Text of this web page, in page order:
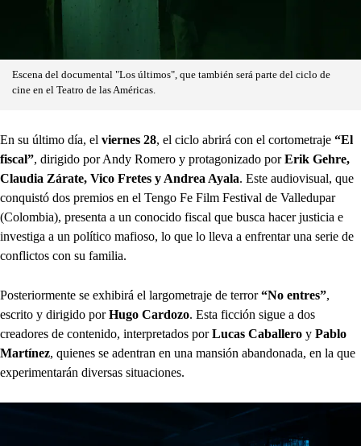
Escena del documental "Los últimos", que también será parte del ciclo de
cine en el Teatro de las Américas.
En su último día, el viernes 28, el ciclo abrirá con el cortometraje “El
fiscal”, dirigido por Andy Romero y protagonizado porErik Gehre,
Claudia Zárate, Vico Fretes y Andrea Ayala. Este audiovisual, que
conquistó dos premios en el Tengo Fe Film Festival de Valledupar
(Colombia), presenta a un conocido fiscal que busca hacer justicia e
investiga a un político mafioso, lo que lo lleva a enfrentar una serie de
conflictos con su familia.
Posteriormente se exhibirá el largometraje de terror“No entres”,
escrito y dirigido porHugo Cardozo. Esta ficción sigue a dos
creadores de contenido, interpretados porLucas Caballero y Pablo
Martínez, quienes se adentran en una mansión abandonada, en la que
experimentarán diversas situaciones.